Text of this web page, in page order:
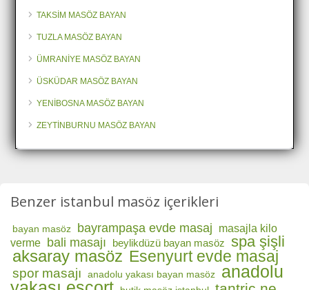
TAKSİM MASÖZ BAYAN
TUZLA MASÖZ BAYAN
ÜMRANİYE MASÖZ BAYAN
ÜSKÜDAR MASÖZ BAYAN
YENİBOSNA MASÖZ BAYAN
ZEYTİNBURNU MASÖZ BAYAN
Benzer istanbul masöz içerikleri
bayan masöz bayrampaşa evde masaj
masajla kilo
verme bali masajı beylikdüzü bayan masöz spa şişli
aksaray masöz Esenyurt evde masaj
spor masajı anadolu yakası bayan masöz
anadolu